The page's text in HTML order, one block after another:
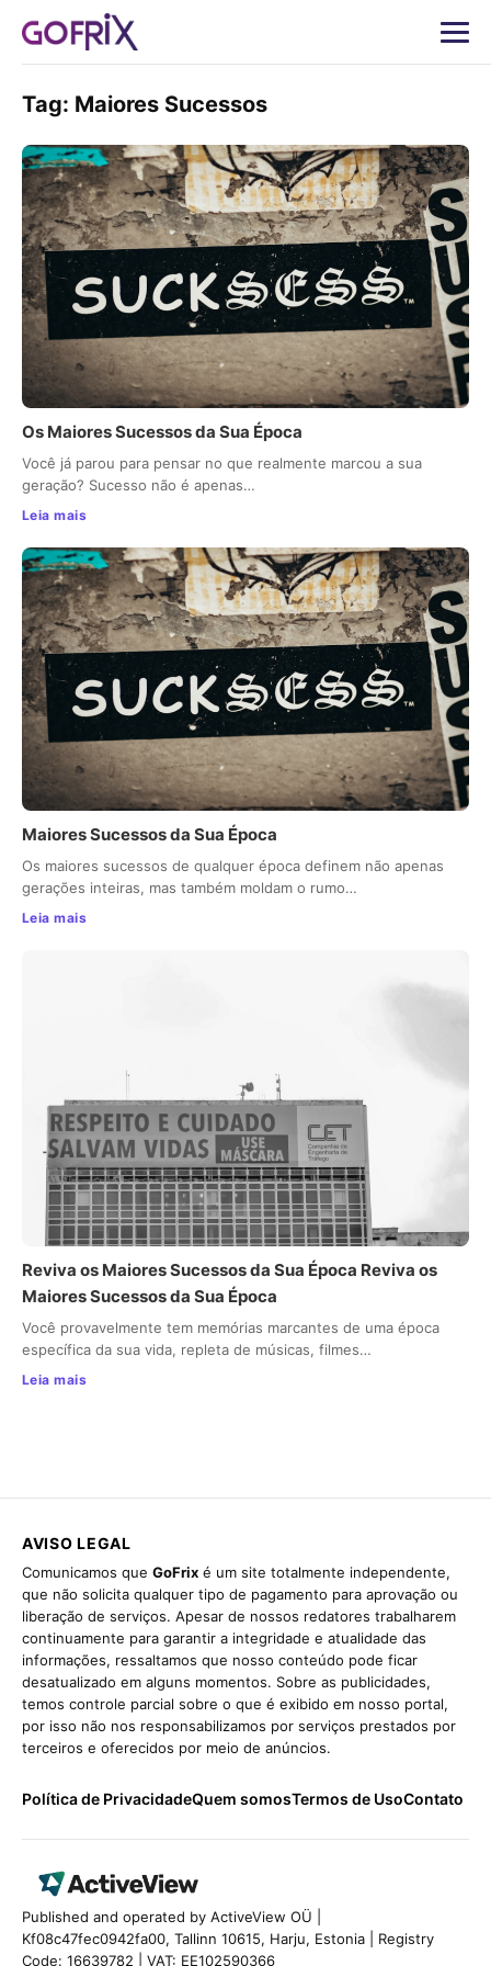
Tag: Maiores Sucessos
Os Maiores Sucessos da Sua Época
Você já parou para pensar no que realmente marcou a sua
geração? Sucesso não é apenas…
Leia mais
Maiores Sucessos da Sua Época
Os maiores sucessos de qualquer época definem não apenas
gerações inteiras, mas também moldam o rumo…
Leia mais
Reviva os Maiores Sucessos da Sua Época Reviva os
Maiores Sucessos da Sua Época
Você provavelmente tem memórias marcantes de uma época
específica da sua vida, repleta de músicas, filmes…
Leia mais
AVISO LEGAL
Comunicamos que GoFrix é um site totalmente independente,
que não solicita qualquer tipo de pagamento para aprovação ou
liberação de serviços. Apesar de nossos redatores trabalharem
continuamente para garantir a integridade e atualidade das
informações, ressaltamos que nosso conteúdo pode ficar
desatualizado em alguns momentos. Sobre as publicidades,
temos controle parcial sobre o que é exibido em nosso portal,
por isso não nos responsabilizamos por serviços prestados por
terceiros e oferecidos por meio de anúncios.
Política de PrivacidadeQuem somosTermos de UsoContato
Published and operated by ActiveView OÜ |
Kf08c47fec0942fa00, Tallinn 10615, Harju, Estonia | Registry
Code: 16639782 | VAT: EE102590366